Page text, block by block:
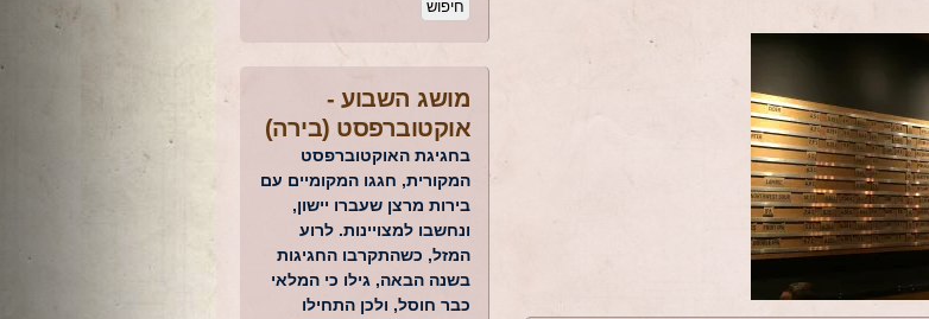
מושג השבוע -
אוקטוברפסט (בירה)
בחגיגת האוקטוברפסט
המקורית, חגגו המקומיים עם
בירות מרצן שעברו יישון,
ונחשבו למצויינות. לרוע
המזל, כשהתקרבו החגיגות
בשנה הבאה, גילו כי המלאי
כבר חוסל, ולכן התחילו